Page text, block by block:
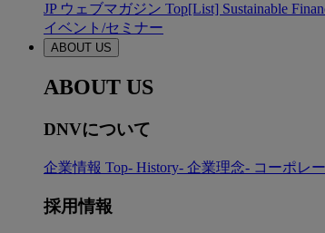
JP ウェブマガジン Top[List] Sustainable
イベント/セミナー
ABOUT US
ABOUT US
DNVについて
企業情報 Top- History- 企業理念- コーポレ
採用情報